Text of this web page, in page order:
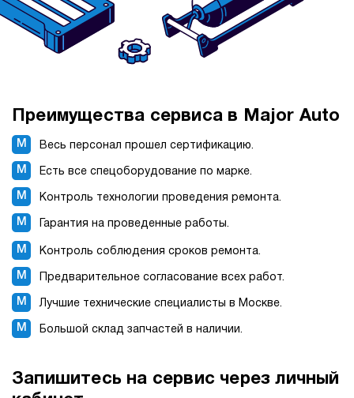
Преимущества сервиса в Major Auto
Весь персонал прошел сертификацию.
Есть все спецоборудование по марке.
Контроль технологии проведения ремонта.
Гарантия на проведенные работы.
Контроль соблюдения сроков ремонта.
Предварительное согласование всех работ.
Лучшие технические специалисты в Москве.
Большой склад запчастей в наличии.
Запишитесь на сервис через личный